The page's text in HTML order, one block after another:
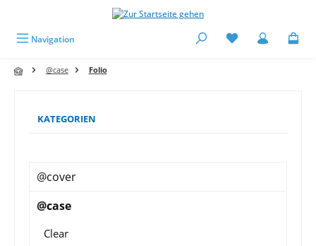
Navigation
@case Folio
KATEGORIEN
@cover
@case
Clear